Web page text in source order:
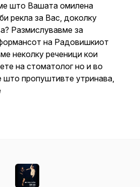
што Вашата омилена
рекла за Вас, доколку
Размислувавме за
на Радовишкиот
неколку реченици кои
на стоматолог но и во
што пропуштивте утринава,